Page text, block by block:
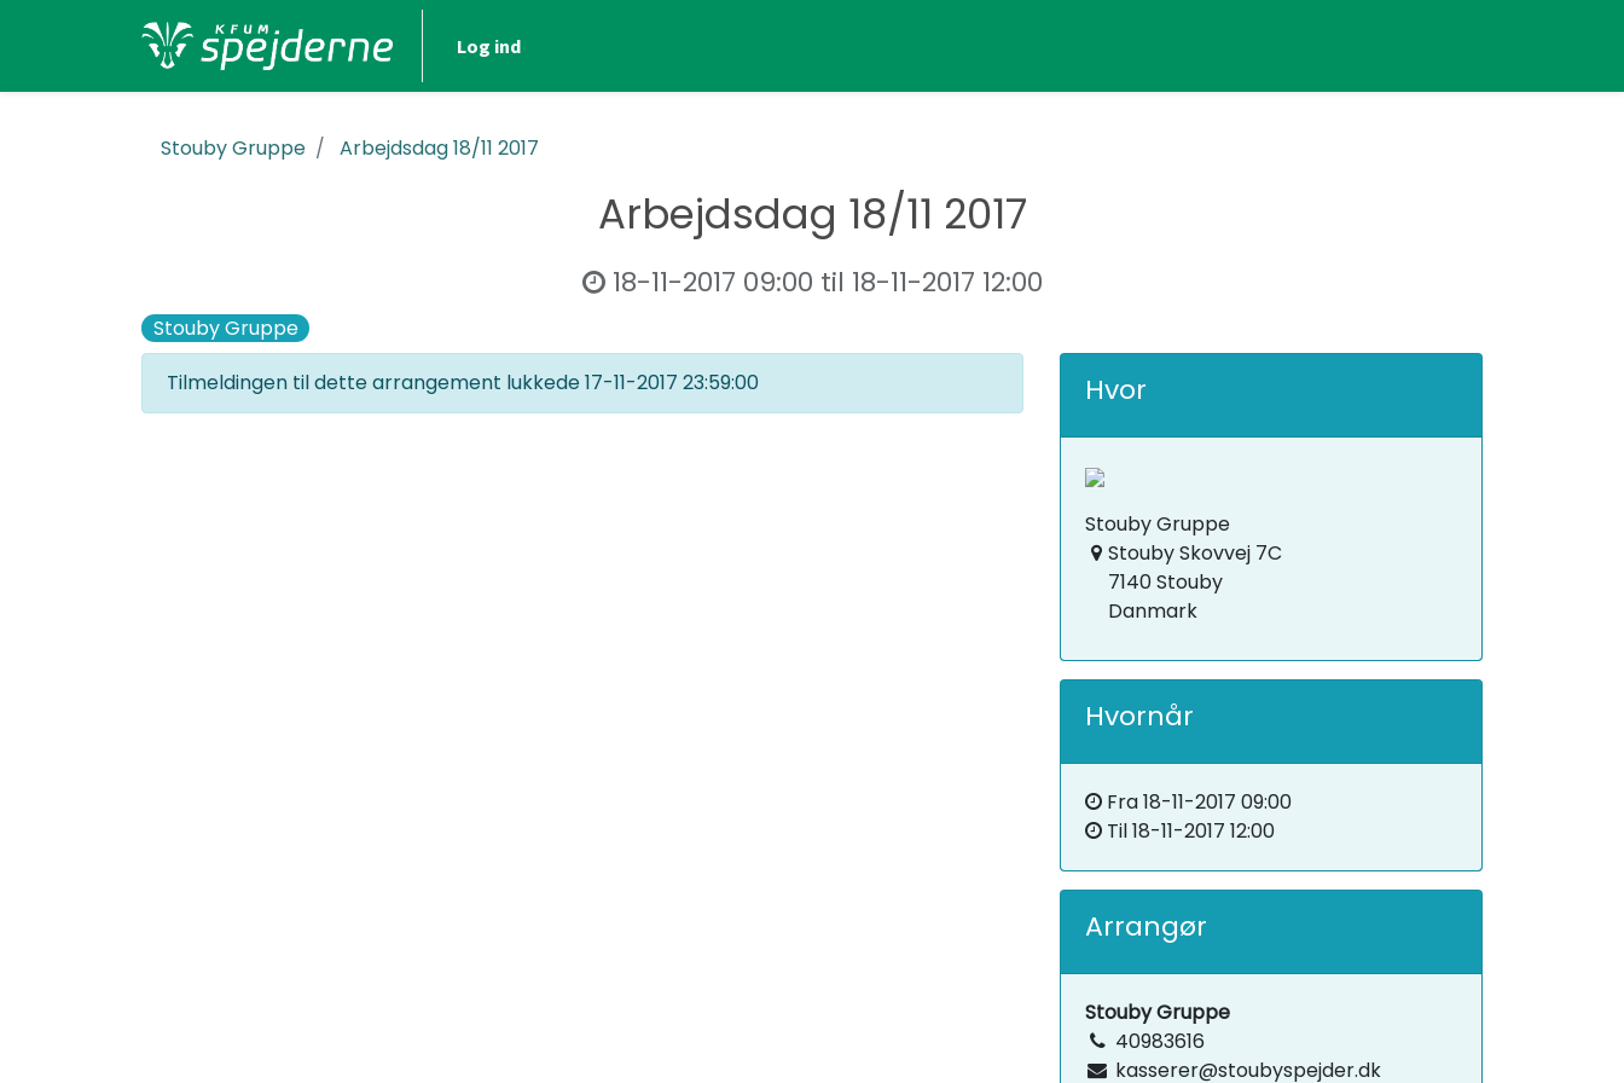
Log ind
Stouby Gruppe Arbejdsdag 18/11 2017
Arbejdsdag 18/11 2017
18-11-2017 09:00 til 18-11-2017 12:00
Stouby Gruppe
Tilmeldingen til dette arrangement lukkede17-11-2017 23:59:00 Hvor
Stouby Gruppe
Stouby Skovvej 7C
7140 Stouby
Danmark
Hvornår
Fra18-11-2017 09:00
Til18-11-2017 12:00
Arrangør
Stouby Gruppe
40983616
kasserer@stoubyspejder.dk